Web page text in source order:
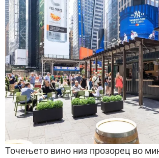
Точењето вино низ прозорец во